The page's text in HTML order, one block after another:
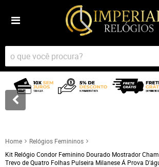
Home
Relógios Femininos
Kit Relógio Condor Feminino Dourado Mostrador
Trevo de Quatro Folhas Pulseira Milanese Á Prova